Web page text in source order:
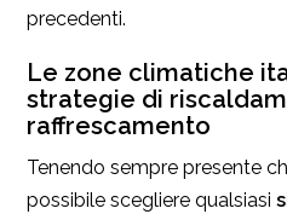
precedenti.
Le zone climatiche
strategie di
raffrescamento
Tenendo sempre presente
possibile scegliere qualsiasi